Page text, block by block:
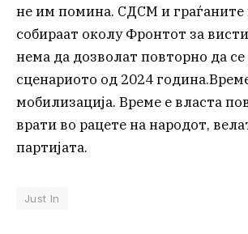
не им помина. СДСМ и граѓаните
собираат околу Фронтот за
нема да дозволат повторно да
сценариото од 2024
мобилизација. Време е власта
врати во рацете на народот,
партијата.
Just In